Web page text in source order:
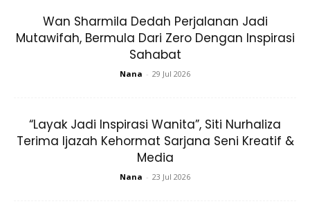
Buah sitrus seperti lemon terkenal dengan sifat pencerahan
melembutkannya.
Wan Sharmila Dedah Perjalanan Jadi
Mutawifah, Bermula Dari Zero Dengan Inspirasi
Sahabat
Nana - 29 Jul 2026
“Layak Jadi Inspirasi Wanita”, Siti Nurhaliza
Terima Ijazah Kehormat Sarjana Seni Kreatif &
Media
Nana - 23 Jul 2026